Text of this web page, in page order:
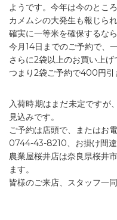
ようです。今年は今のとこ
カメムシの大発生も報じら
確実に一等米を確保するな
今月14日までのご予約で、
さらに2袋以上のお買い上
つまり2袋ご予約で400円引
入荷時期はまだ未定ですが
見込みです。
ご予約は店頭で、またはお
0744-43-8210、お掛け間違
農業屋桜井店は奈良県桜井
ます。
皆様のご来店、スタッフ一